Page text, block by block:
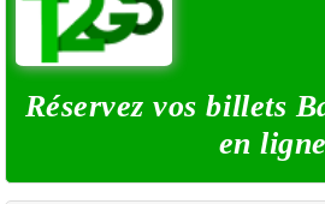
Réservez vos billets
en ligne